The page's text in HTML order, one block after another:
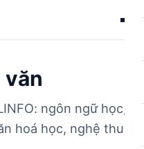
văn
ngôn ngữ học,
hoá học, nghệ thuật